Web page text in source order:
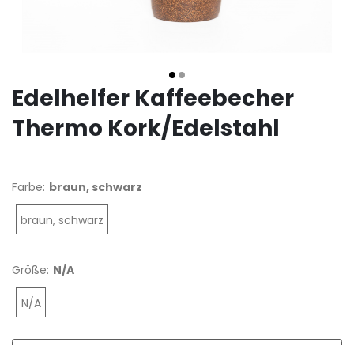
Edelhelfer Kaffeebecher
Thermo Kork/Edelstahl
Farbe: braun, schwarz
braun, schwarz
Größe: N/A
N/A